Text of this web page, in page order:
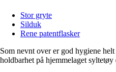
Stor gryte
Silduk
Rene patentflasker
Som nevnt over er god hygiene
holdbarhet på hjemmelaget syltetøy